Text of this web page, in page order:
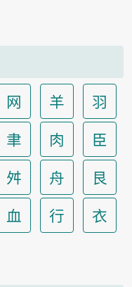
网 羊
羽
聿 肉
臣
舛 舟
艮
血 行
衣